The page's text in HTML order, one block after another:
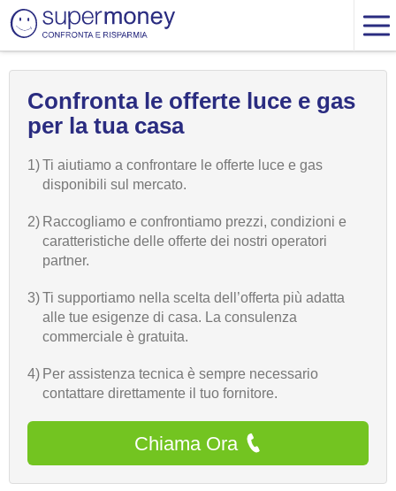
Confronta le offerte luce e gas
per la tua casa
1)Ti aiutiamo a confrontare le offerte luce e gas
disponibili sul mercato.
2) Raccogliamo e confrontiamo prezzi, condizioni e
caratteristiche delle offerte dei nostri operatori
partner.
3)Ti supportiamo nella scelta dell’offerta più adatta
alle tue esigenze di casa. La consulenza
commerciale è gratuita.
4) Per assistenza tecnica è sempre necessario
contattare direttamente il tuo fornitore.
Chiama Ora